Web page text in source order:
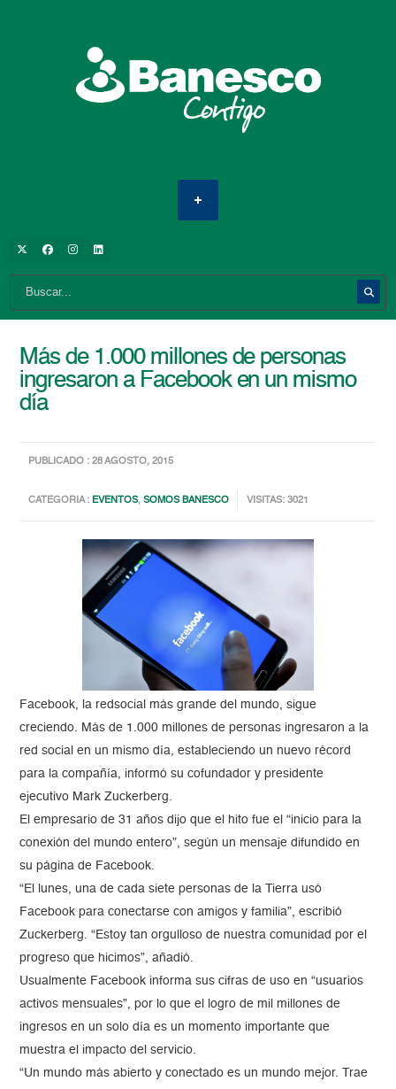
Más de 1.000 millones de personas
ingresaron a Facebook en un mismo
día
PUBLICADO : 28 AGOSTO, 2015
CATEGORIA : EVENTOS,SOMOS BANESCO VISITAS: 3021
Facebook, la redsocial más grande del mundo, sigue
creciendo. Más de 1.000 millones de personas ingresaron a la
red social en un mismo día, estableciendo un nuevo récord
para la compañía, informó su cofundador y presidente
ejecutivo Mark Zuckerberg.
El empresario de 31 años dijo que el hito fue el “inicio para la
conexión del mundo entero”, según un mensaje difundido en
su página de Facebook.
“El lunes, una de cada siete personas de la Tierra usó
Facebook para conectarse con amigos y familia”, escribió
Zuckerberg. “Estoy tan orgulloso de nuestra comunidad por el
progreso que hicimos”, añadió.
Usualmente Facebook informa sus cifras de uso en “usuarios
activos mensuales”, por lo que el logro de mil millones de
ingresos en un solo día es un momento importante que
muestra el impacto del servicio.
“Un mundo más abierto y conectado es un mundo mejor. Trae